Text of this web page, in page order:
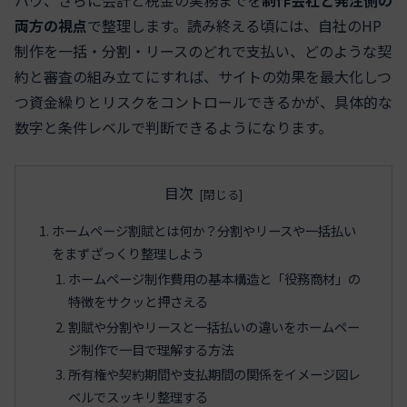
両方の視点で整理します。読み終える頃には、自社のHP
制作を一括・分割・リースのどれで支払い、どのような契
約と審査の組み立てにすれば、サイトの効果を最大化しつ
つ資金繰りとリスクをコントロールできるかが、具体的な
数字と条件レベルで判断できるようになります。
目次
ホームページ割賦とは何か？分割やリースや一括払い
をまずざっくり整理しよう
ホームページ制作費用の基本構造と「役務商材」の
特徴をサクッと押さえる
割賦や分割やリースと一括払いの違いをホームペー
ジ制作で一目で理解する方法
所有権や契約期間や支払期間の関係をイメージ図レ
ベルでスッキリ整理する